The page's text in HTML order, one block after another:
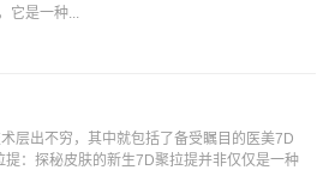
它是一种...
层出不穷，其中就包括了备受瞩目的医美7D
：探秘皮肤的新生7D聚拉提并非仅仅是一种